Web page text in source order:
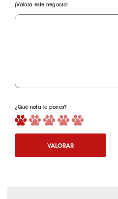
¡Valora este negocio!
¿Qué nota le pones?
VALORAR